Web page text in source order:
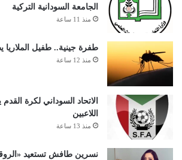
الجامعة السودانية التركية
منذ 11 ساعة
طفرة جينية.. طفيل الملاريا
منذ 12 ساعة
الاتحاد السوداني لكرة
اللاعبين
منذ 13 ساعة
نسرين طافش تستعيد